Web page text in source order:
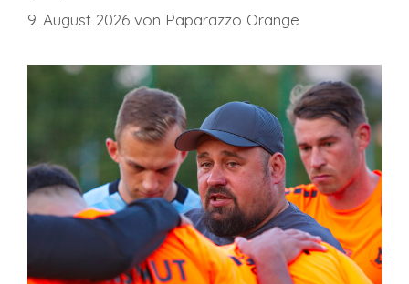
9. August 2026 von Paparazzo Orange